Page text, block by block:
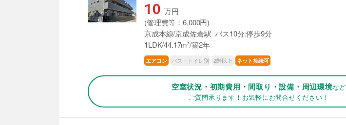
10 万円
(管理費等：6,000円)
京成本線/京成佐倉駅 バス10分:停歩9分
1LDK/44.17m²/築2年
エアコン バス・トイレ別 2階以上 ネット接続可
空室状況・初期費用・間取り・設備・周辺環境など
ご質問承ります！お気軽にお問合せください！